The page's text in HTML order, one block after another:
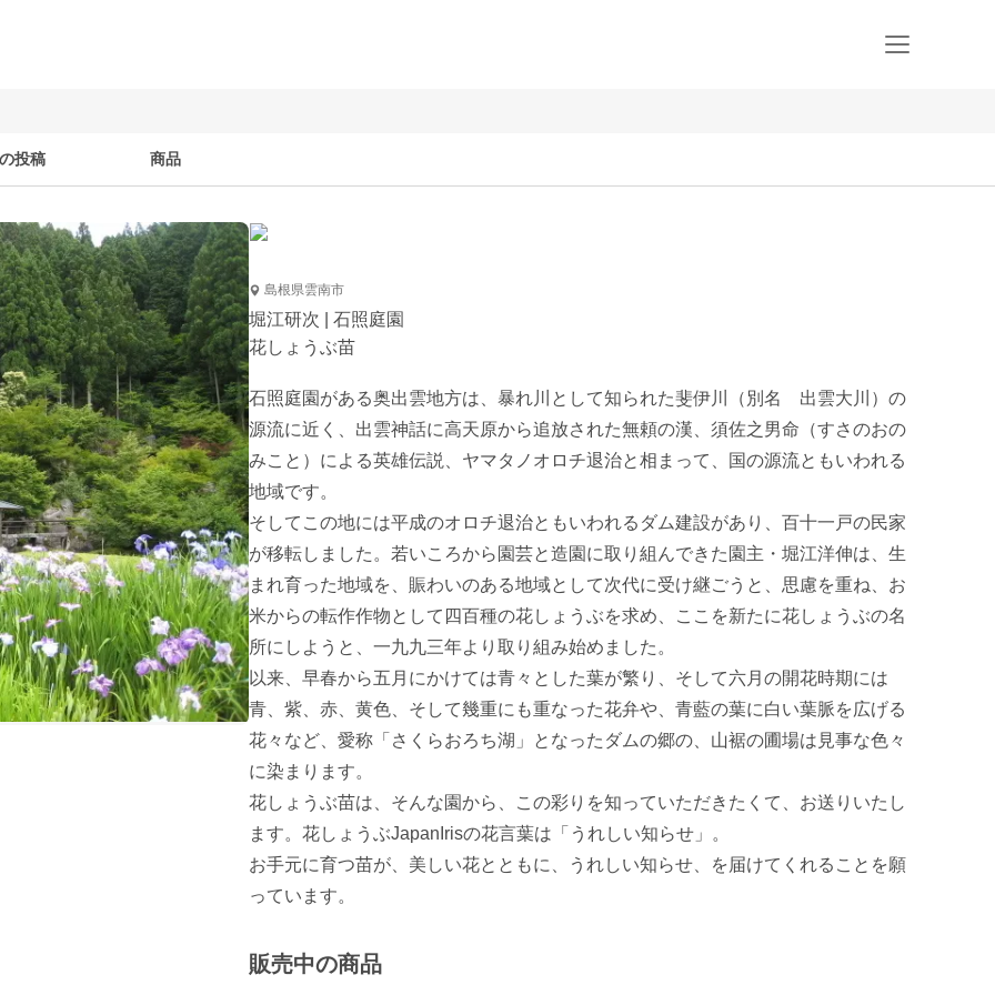
投稿 商品
島根県雲南市
堀江研次 | 石照庭園
花しょうぶ苗
石照庭園がある奥出雲地方は、暴れ川として知られた斐伊川（別名　出雲大川）の
源流に近く、出雲神話に高天原から追放された無頼の漢、須佐之男命（すさのおの
みこと）による英雄伝説、ヤマタノオロチ退治と相まって、国の源流ともいわれる
地域です。
そしてこの地には平成のオロチ退治ともいわれるダム建設があり、百十一戸の民家
が移転しました。若いころから園芸と造園に取り組んできた園主・堀江洋伸は、生
まれ育った地域を、賑わいのある地域として次代に受け継ごうと、思慮を重ね、お
米からの転作作物として四百種の花しょうぶを求め、ここを新たに花しょうぶの名
所にしようと、一九九三年より取り組み始めました。
以来、早春から五月にかけては青々とした葉が繁り、そして六月の開花時期には
青、紫、赤、黄色、そして幾重にも重なった花弁や、青藍の葉に白い葉脈を広げる
花々など、愛称「さくらおろち湖」となったダムの郷の、山裾の圃場は見事な色々
に染まります。
花しょうぶ苗は、そんな園から、この彩りを知っていただきたくて、お送りいたし
ます。花しょうぶJapanIrisの花言葉は「うれしい知らせ」。
お手元に育つ苗が、美しい花とともに、うれしい知らせ、を届けてくれることを願
っています。
販売中の商品